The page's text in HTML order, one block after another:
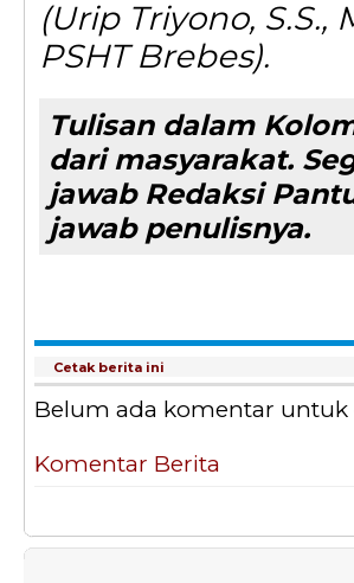
(Urip Triyono, S.S.,
PSHT Brebes).
Tulisan dalam
dari masyarakat.
jawab Redaksi
jawab penulisnya.
Cetak berita ini
Belum ada komentar
Komentar Berita